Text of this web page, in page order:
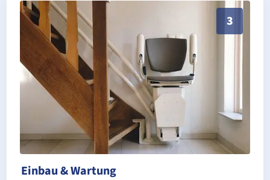
3
Schneller, sauberer Einbau durch zertifizierte
Einbau & Wartung